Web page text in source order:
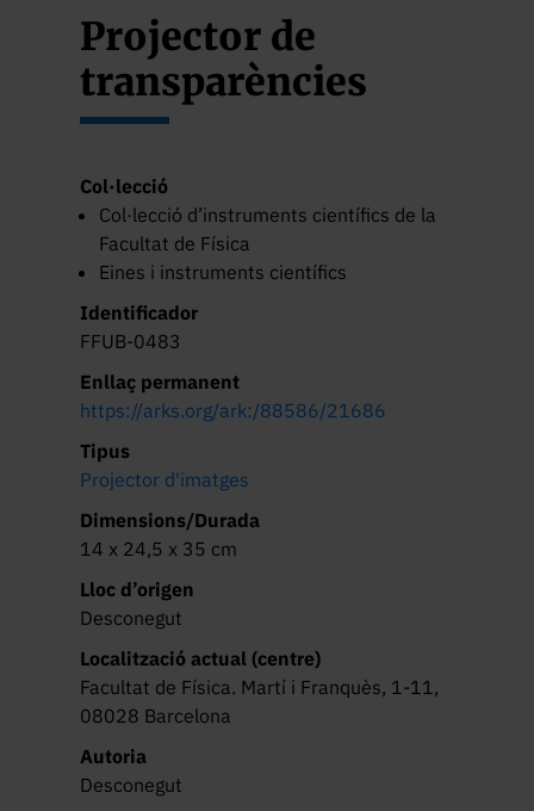
Projector de
transparències
Col·lecció
Col·lecció d’instruments científics de la
Facultat de Física
Eines i instruments científics
Identificador
FFUB-0483
Enllaç permanent
https://arks.org/ark:/88586/21686
Tipus
Projector d'imatges
Dimensions/Durada
14 x 24,5 x 35 cm
Lloc d’origen
Desconegut
Localització actual (centre)
Facultat de Física. Martí i Franquès, 1-11,
08028 Barcelona
Autoria
Desconegut